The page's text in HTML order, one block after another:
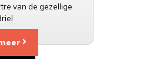
van de gezellige